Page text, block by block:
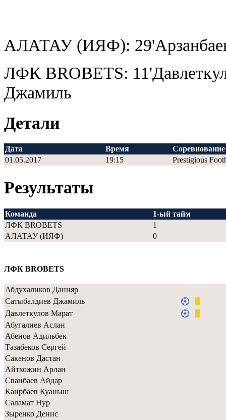
АЛАТАУ (ИЯФ):
ЛФК BROBETS:
Джамиль
Детали
Дата Время
Соревнование
01.05.2017
19:15 Prestigious
Результаты
Команда
1-ый тайм
ЛФК BROBETS
1
АЛАТАУ (ИЯФ)
0
ЛФК BROBETS
Абдухаликов Данияр
Сатыбалдиев Джамиль
Давлеткулов Марат
Абугалиев Аслан
Абенов Адильбек
Тазабеков Сергей
Сакенов Дастан
Айтхожин Арлан
Сванбаев Айдар
Каирбаев Куаныш
Саламат Нур
Зыренко Денис